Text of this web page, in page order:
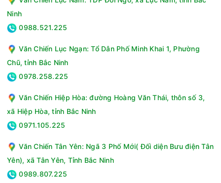
Chế độ giặt nhanh:Giặt nhanh 15 phút
Lượng nước tiêu thụ:Tùy thuộc vào cài đặt chương trình
giặt
kháng khuẩn tới 99%
Vệ sinh lồng giặt:Smart Dual Spray -Tự làm sạch mặt trong
Chất liệu lồng giặt:Lồng giặt Pillow, Lồng giặt lớn 525mm
Tự khởi động lại sau khi có điện:Không
Khóa an toàn:Khóa trẻ em
Cài đặt hẹn giờ:Hẹn giờ giặt
Kết nối Wifi:Kết nối Wifi điều khiển qua Smartphone
lồng giặt
Khối lượng sản phẩm (kg):71 kg
Kích thước sản phẩm:Dài 595 mm - Rộng 595 mm - Cao
Ninh
0988.521.225
Văn Chiến Lục Ngạn: Tổ Dân Phố Minh Khai 1, Phường
Chũ, tỉnh Bắc Ninh
0978.258.225
Văn Chiến Hiệp Hòa: đường Hoàng Văn Thái, thôn số 3,
xã Hiệp Hòa, tỉnh Bắc Ninh
0971.105.225
Văn Chiến Tân Yên: Ngã 3 Phố Mới( Đối diện Bưu điện Tân
Yên), xã Tân Yên, Tỉnh Bắc Ninh
0989.807.225